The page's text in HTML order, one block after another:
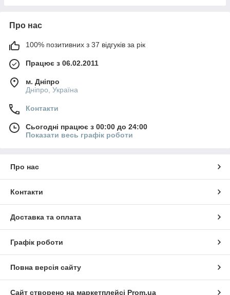
Про нас
100% позитивних з 37 відгуків за рік
Працює з 06.02.2011
м. Дніпро
Дніпро, Україна
Контакти
Сьогодні працює з 00:00 до 24:00
Показати весь графік роботи
Про нас
Контакти
Доставка та оплата
Графік роботи
Повна версія сайту
Сайт створено на маркетплейсі Prom.ua